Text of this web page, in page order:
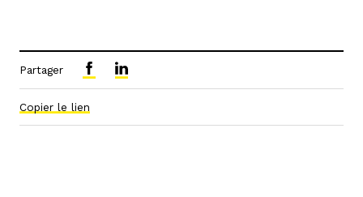
Partager
Copier le lien